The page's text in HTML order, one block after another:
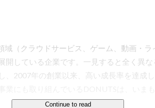
域（クラウドサービス、ゲーム、動画・ラ
開している企業です。一見すると全く異
、2007年の創業以来、高い成長率を達成し
Continue to read